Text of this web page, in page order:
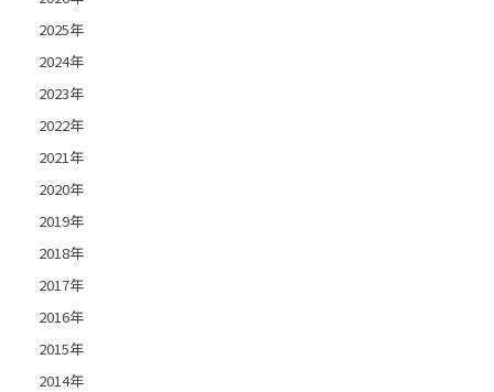
2025年
2024年
2023年
2022年
2021年
2020年
2019年
2018年
2017年
2016年
2015年
2014年